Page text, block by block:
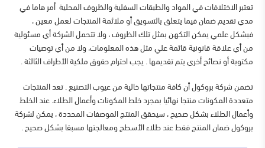
تعتبر الاختلافات في المواد والطبقات السفلية والظروف المحلية أمر هاما في
مدي تقديم ضمان فيما يتعلق بالتسويق أو ملائمة المنتجات لعمل معين ،
فبشكل علمي يمكن التكهن بمثل تلك الظروف ، ولا تتحمل الشركة أي مسئولية
من أي علاقة قانونية قائمة علي مثل هذه المعلومات، ولا من أي توصيات
مكتوبة أو نصائح أخري يتم تقديمها . يجب احترام حقوق ملكية الأطراف الثالثة .
تضمن شركة بروكول أن كافة منتجاتها خالية من عيوب التصنيع . تعد المنتجات
متعددة المكونات منتجا نهائيا بمجرد خلط المكونات وأعمال الطلاء. عند الخلط
وأعمال الطلاء بشكل صحيح ، سيحقق المنتج الموصفات المحددة ، يمكن لشركة
بروكول ضمان المنتج فقط عند طلاء الأسطح ومعالجتها مسبقا بشكل صحيح .